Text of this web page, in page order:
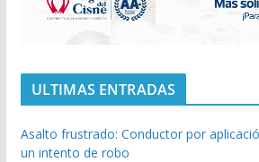
ULTIMAS ENTRADAS
Asalto frustrado: Conductor por
un intento de robo